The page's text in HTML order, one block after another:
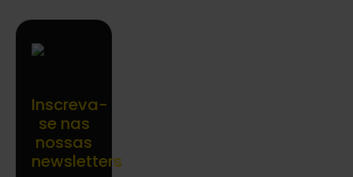
Inscreva-
se nas
nossas
newsletters